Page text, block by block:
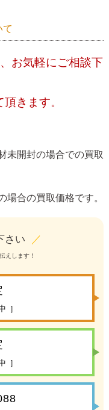
て
お気軽にご相談下
きます。
未開封の場合での買取
場合の買取価格です。
さい ／
えします！
］
］